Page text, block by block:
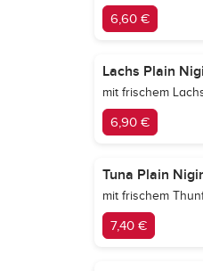
6,60 €
Lachs Plain
mit frischem
6,90 €
Tuna Plain
mit frischem
7,40 €